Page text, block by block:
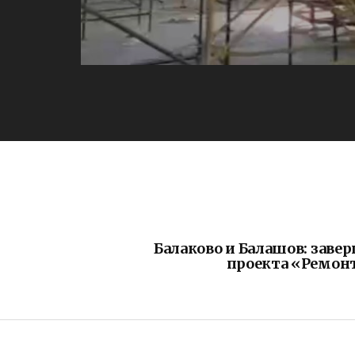
Балаково и Балашов:
проекта